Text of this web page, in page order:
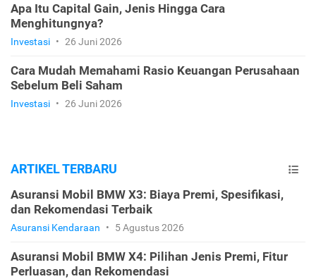
Apa Itu Capital Gain, Jenis Hingga Cara
Menghitungnya?
Investasi • 26 Juni 2026
Cara Mudah Memahami Rasio Keuangan Perusahaan
Sebelum Beli Saham
Investasi • 26 Juni 2026
ARTIKEL TERBARU
Asuransi Mobil BMW X3: Biaya Premi, Spesifikasi,
dan Rekomendasi Terbaik
Asuransi Kendaraan • 5 Agustus 2026
Asuransi Mobil BMW X4: Pilihan Jenis Premi, Fitur
Perluasan, dan Rekomendasi